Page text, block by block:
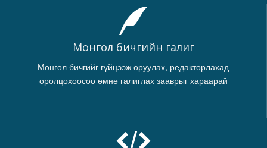
Монгол бичгийн галиг
Монгол бичгийг гүйцээж оруулах, редакторлахад
оролцохоосоо өмнө галиглах зааврыг хараарай